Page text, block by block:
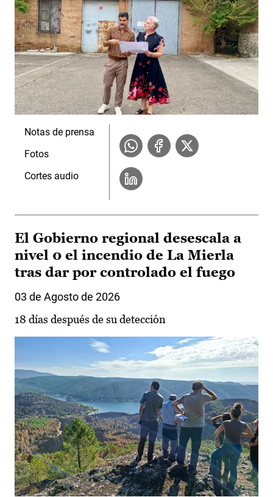
Notas de prensa
Fotos
Cortes audio
El Gobierno regional desescala a
nivel 0 el incendio de La Mierla
tras dar por controlado el fuego
03 de Agosto de 2026
18 días después de su detección